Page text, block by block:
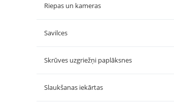
Riepas un kameras
Savilces
Skrūves uzgriežņi paplāksnes
Slaukšanas iekārtas